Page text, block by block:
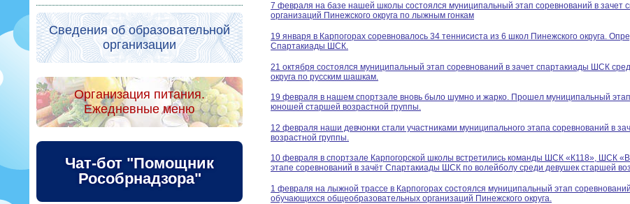
Сведения об образовательной
организации
Организация питания.
Ежедневные меню
Чат-бот "Помощник
Рособрнадзора"
7 февраля на базе нашей школы состоялся муниципальный этап соревнований в
организаций Пинежского округа по лыжным гонкам
19 января в Карпогорах соревновалось 34 теннисиста из 6 школ Пинежского округа.
Спартакиады ШСК.
21 октября состоялся муниципальный этап соревнований в зачет спартакиады ШСК
округа по русским шашкам.
19 февраля в нашем спортзале вновь было шумно и жарко. Прошел муниципальный
юношей старшей возрастной группы.
12 февраля наши девчонки стали участниками муниципального этапа соревнований в
возрастной группы.
10 февраля в спортзале Карпогорской школы встретились команды ШСК «К118»,
этапе соревнований в зачёт Спартакиады ШСК по волейболу среди девушек старшей
1 февраля на лыжной трассе в Карпогорах состоялся муниципальный этап
обучающихся общеобразовательных организаций Пинежского округа.